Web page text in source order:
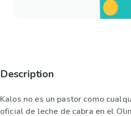
Description
Kalos no es un pastor como
oficial de leche de cabra en el